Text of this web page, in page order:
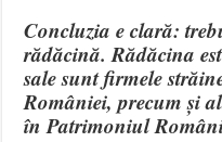
Concluzia e clară:
rădăcină. Rădăcina
sale sunt firmele
României, precum și
în Patrimoniul